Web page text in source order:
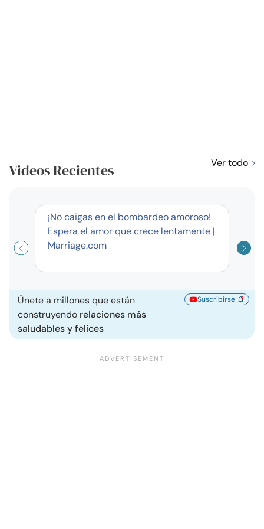
Videos Recientes Ver todo
¡No caigas en el bombardeo amoroso!
Espera el amor que crece lentamente |
Marriage.com
Únete a millones que están
construyendo relaciones más
saludables y felices
Suscribirse